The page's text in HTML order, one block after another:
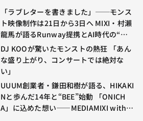
「ラブレターを書きました」──モンス
ト映像制作は21日から3日へ MIXI・村瀨
龍馬が語るRunway提携とAI時代の“つ
くる”
DJ KOOが驚いたモンストの熱狂 「あん
な盛り上がり、コンサートでは絶対な
い」
UUUM創業者・鎌田和樹が語る、HIKAKI
Nと歩んだ14年と“BEE”始動 「ONICH
A」に込めた想い——MEDIAMIXI with in